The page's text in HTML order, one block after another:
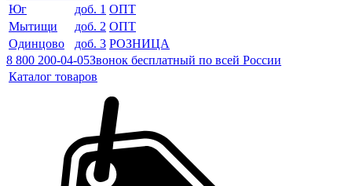
Юг
доб. 1 ОПТ
Мытищи
доб. 2 ОПТ
Одинцово
доб. 3 РОЗНИЦА
8 800 200-04-05Звонок бесплатный по всей России
Каталог товаров